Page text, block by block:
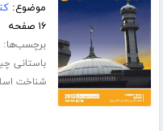
موضوع:
۱۶ صفحه
برچسب‌ها:
باستانی
شناخت